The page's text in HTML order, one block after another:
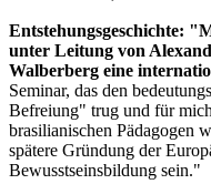
Entstehungsgeschichte:
unter Leitung von
Walberberg eine
Seminar, das den
Befreiung" trug und für
brasilianischen Pädagogen
spätere Gründung der
Bewusstseinsbildung sein."